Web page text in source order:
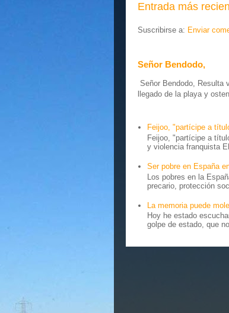
Entrada más
Suscribirse a: Enviar
Señor Bendodo,
Señor Bendodo, Resulta
llegado de la playa y
Feijoo, "partícipe a
Feijoo, "partícipe a
y violencia franquista El
Ser pobre en España
Los pobres en la
precario, protección
La memoria puede
Hoy he estado
golpe de estado, que